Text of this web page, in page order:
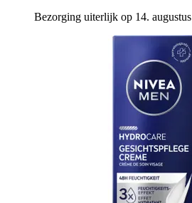
Bezorging uiterlijk op 14. augustus